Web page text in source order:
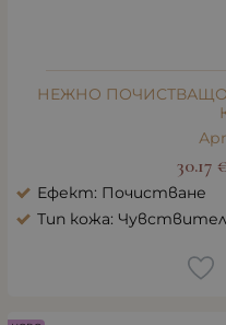
НЕЖНО ПОЧИСТВАЩО
30.17 €
Ефект: Почистване
Тип кожа: